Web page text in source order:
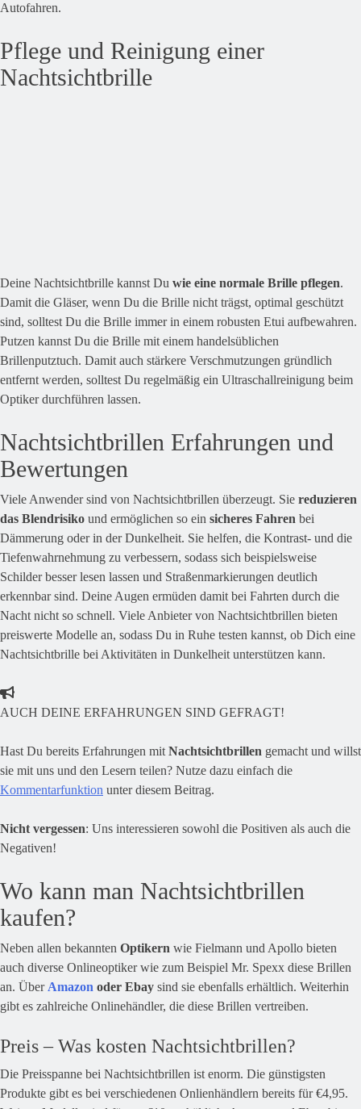
Autofahren.
Pflege und Reinigung einer
Nachtsichtbrille
Deine Nachtsichtbrille kannst Du wie eine normale Brille pflegen.
Damit die Gläser, wenn Du die Brille nicht trägst, optimal geschützt
sind, solltest Du die Brille immer in einem robusten Etui aufbewahren.
Putzen kannst Du die Brille mit einem handelsüblichen
Brillenputztuch. Damit auch stärkere Verschmutzungen gründlich
entfernt werden, solltest Du regelmäßig ein Ultraschallreinigung beim
Optiker durchführen lassen.
Nachtsichtbrillen Erfahrungen und
Bewertungen
Viele Anwender sind von Nachtsichtbrillen überzeugt. Sie reduzieren
das Blendrisiko und ermöglichen so ein sicheres Fahren bei
Dämmerung oder in der Dunkelheit. Sie helfen, die Kontrast- und die
Tiefenwahrnehmung zu verbessern, sodass sich beispielsweise
Schilder besser lesen lassen und Straßenmarkierungen deutlich
erkennbar sind. Deine Augen ermüden damit bei Fahrten durch die
Nacht nicht so schnell. Viele Anbieter von Nachtsichtbrillen bieten
preiswerte Modelle an, sodass Du in Ruhe testen kannst, ob Dich eine
Nachtsichtbrille bei Aktivitäten in Dunkelheit unterstützen kann.
AUCH DEINE ERFAHRUNGEN SIND GEFRAGT!
Hast Du bereits Erfahrungen mit Nachtsichtbrillen gemacht und willst
sie mit uns und den Lesern teilen? Nutze dazu einfach die
Kommentarfunktion unter diesem Beitrag.
Nicht vergessen: Uns interessieren sowohl die Positiven als auch die
Negativen!
Wo kann man Nachtsichtbrillen
kaufen?
Neben allen bekannten Optikern wie Fielmann und Apollo bieten
auch diverse Onlineoptiker wie zum Beispiel Mr. Spexx diese Brillen
an. Über Amazon oder Ebay sind sie ebenfalls erhältlich. Weiterhin
gibt es zahlreiche Onlinehändler, die diese Brillen vertreiben.
Preis – Was kosten Nachtsichtbrillen?
Die Preisspanne bei Nachtsichtbrillen ist enorm. Die günstigsten
Produkte gibt es bei verschiedenen Onlienhändlern bereits für €4,95.